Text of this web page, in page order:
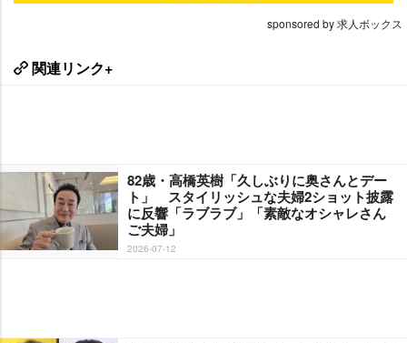
sponsored by 求人ボックス
関連リンク+
82歳・高橋英樹「久しぶりに奥さんとデー
ト」 スタイリッシュな夫婦2ショット披露
に反響「ラブラブ」「素敵なオシャレさん
ご夫婦」
2026-07-12